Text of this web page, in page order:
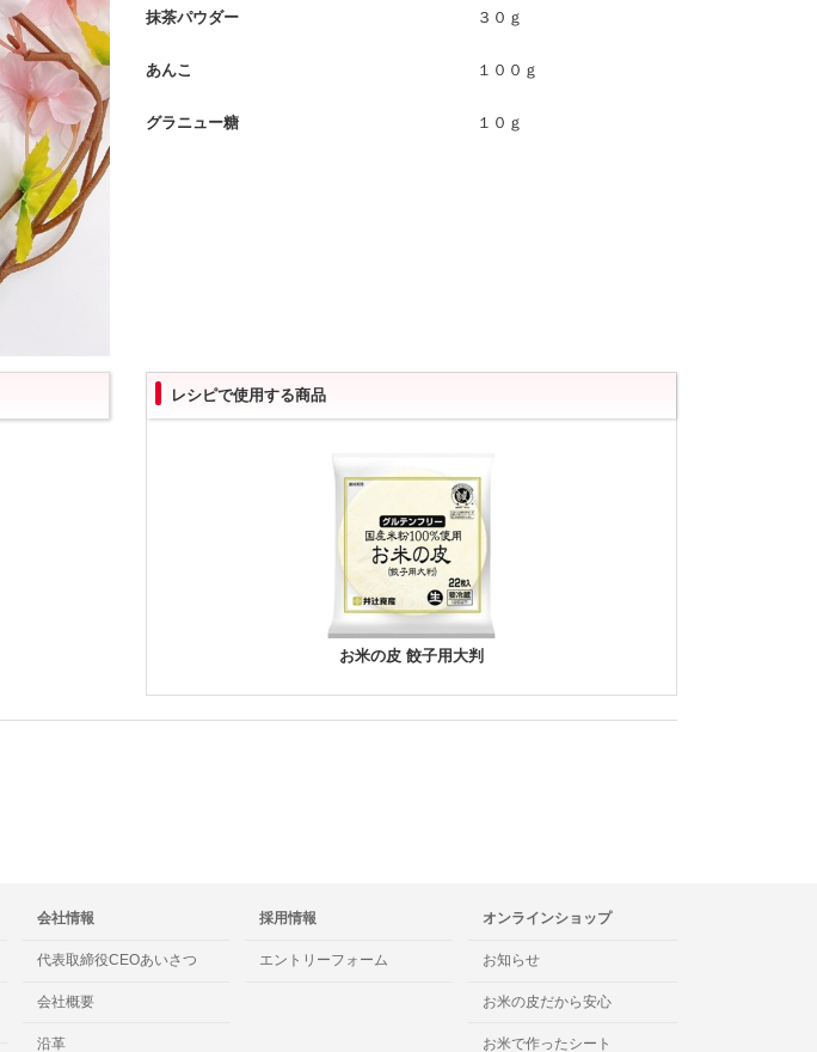
抹茶パウダー ３０ｇ
あんこ １００ｇ
グラニュー糖 １０ｇ
レシピで使用する商品
お米の皮 餃子用大判
会社情報
代表取締役CEOあいさつ
会社概要
沿革
採用情報
エントリーフォーム
オンラインショップ
お知らせ
お米の皮だから安心
お米で作ったシート